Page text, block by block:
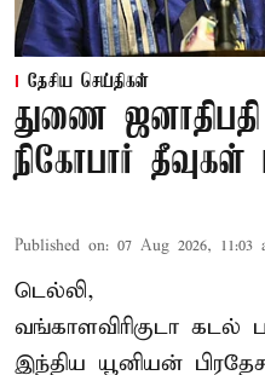
தேசிய செய்திகள்
துணை
நிகோபார்
Published on: 07 Aug 2026, 11:03
டெல்லி,
வங்காளவிரிகுடா கடல்
இந்திய யூனியன்